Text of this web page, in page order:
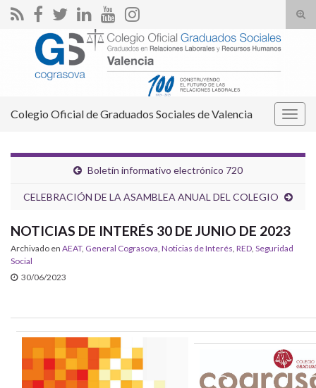
el
Search for:
Colegio Oficial de Graduados Sociales de Valencia
Boletín informativo electrónico 720
CELEBRACIÓN DE LA ASAMBLEA ANUAL DEL COLEGIO
NOTICIAS DE INTERÉS 30 DE JUNIO DE 2023
Archivado en AEAT, General Cograsova Noticias de Interés RED Seguridad
Social
30/06/2023